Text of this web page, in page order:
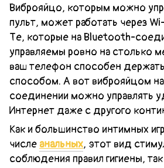
Виброяйцо, которым можно
пульт, может работать через
Те, которые на Bluetooth-
управляемы ровно на столько
ваш телефон способен
способом. А вот виброяйцом
соединении можно управлять
Интернет даже с другого
Как и большинство интимных
числе анальных, этот вид
соблюдения правил гигиены,